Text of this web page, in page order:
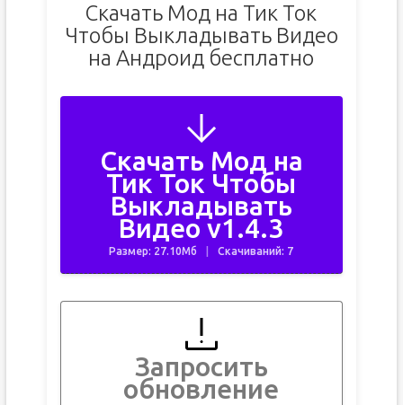
Скачать Мод на Тик Ток
Чтобы Выкладывать Видео
на Андроид бесплатно
Скачать Мод на
Тик Ток Чтобы
Выкладывать
Видео v1.4.3
Размер: 27.10Мб Скачиваний: 7
Запросить
обновление